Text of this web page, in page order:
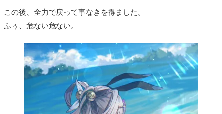
この後、全力で戻って事なきを得ました。
ふぅ、危ない危ない。